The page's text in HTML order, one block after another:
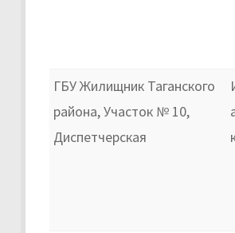
ГБУ Жилищник Таганского
района, Участок № 10,
Диспетчерская